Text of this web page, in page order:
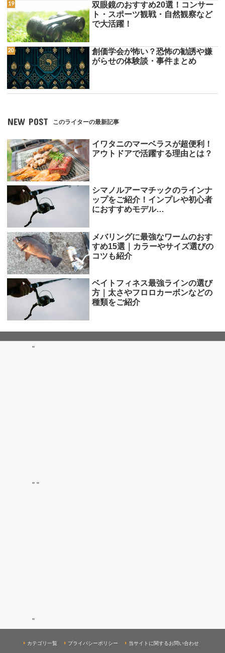
双眼鏡のおすすめ20選！コンサー
ト・スポーツ観戦・自然観察など
で大活躍！
創価学会が怖い？恐怖の勧誘や嫌
がらせの体験談・事件まとめ
NEW POST このライターの最新記事
イワタニのマーベラスが超便利！
アウトドアで活躍する理由とは？
シマノルアーマチックのラインナ
ップをご紹介！インプレや初心者
におすすめモデル…
メバリングに最強なワームのおす
すめ15選｜カラーやサイズ選びの
コツも紹介
ベイトフィネス最強ラインの選び
方｜太さやフロロカーボンなどの
種類をご紹介
"
" "
"
カテゴリ一覧 プライバシーポリシー 当サイトに関するお問い合わせ